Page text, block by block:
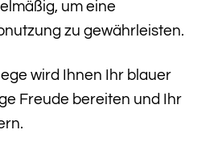
um eine
zu gewährleisten.
wird Ihnen Ihr blauer
Freude bereiten und Ihr